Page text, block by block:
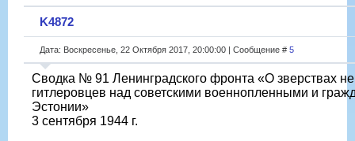
K4872
Дата: Воскресенье, 22 Октября 2017, 20:00:00 | Сообщение # 5
Сводка № 91 Ленинградского фронта «О зверствах
гитлеровцев над советскими военнопленными и
Эстонии»
3 сентября 1944 г.